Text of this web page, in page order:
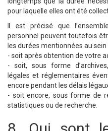
pour laquelle elles ont été
Il est précisé que
personnel peuvent toutefois
les durées mentionnées au
- soit après obtention de votre
- soit, sous forme
légales et réglementaires
encore pendant les délais
- soit encore, sous forme de
statistiques ou de recherche.